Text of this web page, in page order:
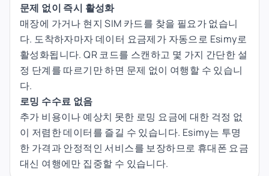
문제 없이 즉시 활성화
매장에 가거나 현지 SIM 카드를 찾을 필요가 없습니
다. 도착하자마자 데이터 요금제가 자동으로 Esimy로
활성화됩니다. QR 코드를 스캔하고 몇 가지 간단한 설
정 단계를 따르기만 하면 문제 없이 여행할 수 있습니
다.
로밍 수수료 없음
추가 비용이나 예상치 못한 로밍 요금에 대한 걱정 없
이 저렴한 데이터를 즐길 수 있습니다. Esimy는 투명
한 가격과 안정적인 서비스를 보장하므로 휴대폰 요금
대신 여행에만 집중할 수 있습니다.